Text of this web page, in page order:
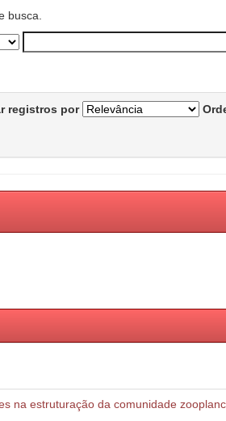
busca.
registros por
na estruturação da comunidade